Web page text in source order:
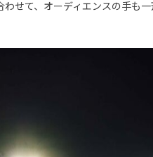
せて、オーディエンスの手も一